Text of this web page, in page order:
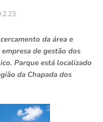
da área e
de gestão dos
Parque está localizado
da Chapada dos